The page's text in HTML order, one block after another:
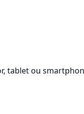
tablet ou